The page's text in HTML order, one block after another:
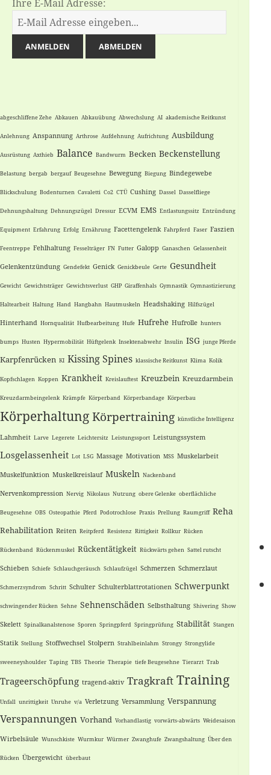
Ihre E-Mail Adresse:
abgeschliffene Zehe Abkauen Abkauübung Abwechslung AI akademische Reitkunst
Anlehnung Anspannung Arthrose Aufdehnung Aufrichtung Ausbildung
Ausrüstung Axthieb Balance Bandwurm Becken Beckenstellung
Belastung bergab bergauf Beugesehne Bewegung Biegung Bindegewebe
Blickschulung Bodenturnen Cavaletti Co2 CTÜ Cushing Dassel Dasselfliege
Dehnungshaltung Dehnungszügel Dressur ECVM EMS Entlastungssitz Entzündung
Equipment Erfahrung Erfolg Ernährung Facettengelenk Fahrpferd Faser Faszien
Feentreppe Fehlhaltung Fesselträger FN Futter Galopp Ganaschen Gelassenheit
Gelenkentzündung Gendefekt Genick Genickbeule Gerte Gesundheit
Gewicht Gewichtsträger Gewichtsverlust GHP Giraffenhals Gymnastik Gymnastizierung
Haltearbeit Haltung Hand Hangbahn Hautmuskeln Headshaking Hilfszügel
Hinterhand Hornqualität Hufbearbeitung Hufe Hufrehe Hufrolle hunters
bumps Husten Hypermobilität Hüftgelenk Insektenabwehr Insulin ISG junge Pferde
Karpfenrücken KI Kissing Spines klassische Reitkunst Klima Kolik
Kopfschlagen Koppen Krankheit Kreislauftest Kreuzbein Kreuzdarmbein
Kreuzdarmbeingelenk Krämpfe Körperband Körperbandage Körperbau
Körperhaltung Körpertraining künstliche Intelligenz
Lahmheit Larve Legerete Leichtersitz Leistungssport Leistungssystem
Losgelassenheit Lot LSG Massage Motivation MSS Muskelarbeit
Muskelfunktion Muskelkreislauf Muskeln Nackenband
Nervenkompression Nervig Nikolaus Nutzung obere Gelenke oberflächliche
Beugesehne OBS Osteopathie Pferd Podotrochlose Praxis Prellung Raumgriff Reha
Rehabilitation Reiten Reitpferd Resistenz Rittigkeit Rollkur Rücken
Rückenband Rückenmuskel Rückentätigkeit Rückwärts gehen Sattel rutscht
Schieben Schiefe Schlauchgeräusch Schlaufzügel Schmerzen Schmerzlaut
Schmerzsyndrom Schritt Schulter Schulterblattrotationen Schwerpunkt
schwingender Rücken Sehne Sehnenschäden Selbsthaltung Shivering Show
Skelett Spinalkanalstenose Sporen Springpferd Springprüfung Stabilität Stangen
Statik Stellung Stoffwechsel Stolpern Strahlbeinlahm Strongy Strongylide
sweeneyshoulder Taping TBS Theorie Therapie tiefe Beugesehne Tierarzt Trab
Trageerschöpfung tragend-aktiv Tragkraft Training
Unfall unrittigkeit Unruhe v/a Verletzung Versammlung Verspannung
Verspannungen Vorhand Vorhandlastig vorwärts-abwärts Weidesaison
Wirbelsäule Wunschkiste Wurmkur Würmer Zwanghufe Zwangshaltung Über den
Rücken Übergewicht überbaut